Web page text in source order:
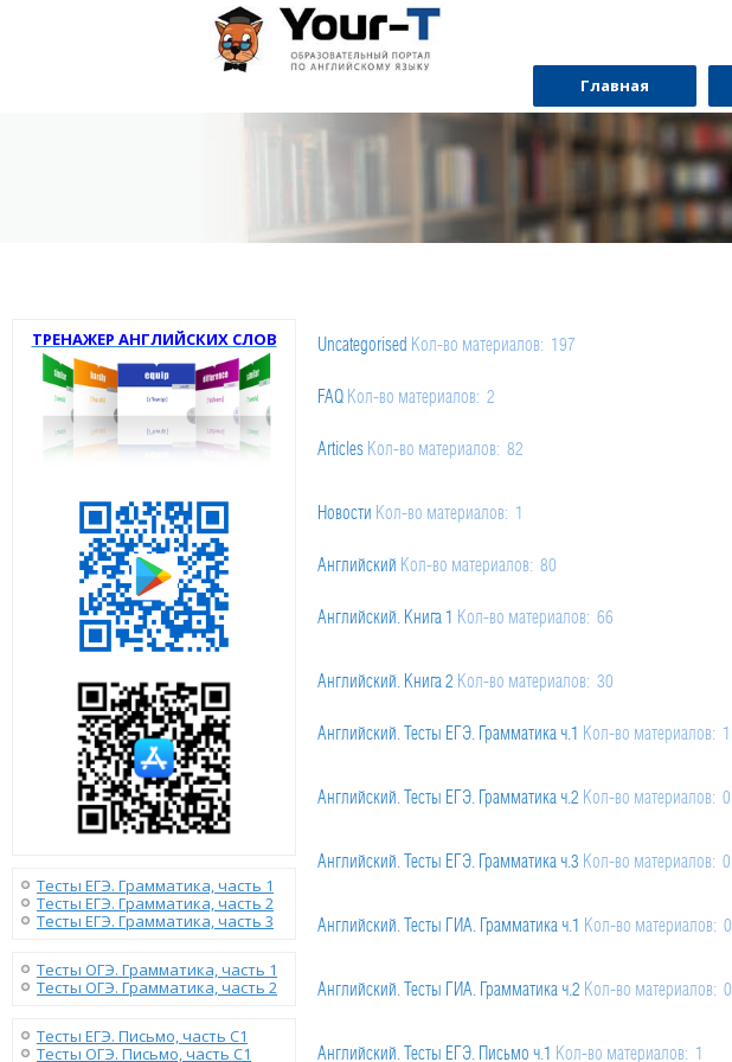
Главная
ТРЕНАЖЕР АНГЛИЙСКИХ СЛОВ
Тесты ЕГЭ. Грамматика, часть 1
Тесты ЕГЭ. Грамматика, часть 2
Тесты ЕГЭ. Грамматика, часть 3
Тесты ОГЭ. Грамматика, часть 1
Тесты ОГЭ. Грамматика, часть 2
Тесты ЕГЭ. Письмо, часть С1
Тесты ОГЭ. Письмо, часть С1
Uncategorised Кол-во материалов: 197
FAQ Кол-во материалов: 2
Articles Кол-во материалов: 82
История России Кол-во материалов: 44
Новости Кол-во материалов: 1
Английский Кол-во материалов: 80
Английский. Книга 1 Кол-во материалов: 66
Сравнение времён Кол-во материалов: 21
Английский. Книга 2 Кол-во материалов: 30
Английский. Тесты ЕГЭ. Грамматика ч.1 Кол-во материалов: 1
01.ТестКол-во материалов: 40
02.Тест Кол-во материалов: 60
Кол-во материалов: 10
06.ТестКол-во материалов: 38
Английский. Тесты ЕГЭ. Грамматика ч.2 Кол-во материалов: 0
01.ТестКол-во материалов: 40
02.Тест Кол-во материалов: 60
Английский. Тесты ЕГЭ. Грамматика ч.3 Кол-во материалов: 0
01.ТестКол-во материалов: 40
02.Тест Кол-во материалов: 62
Английский. Тесты ГИА. Грамматика ч.1 Кол-во материалов: 0
01.ТестКол-во материалов: 40
02.Тест Кол-во материалов: 20
Английский. Тесты ГИА. Грамматика ч.2 Кол-во материалов: 0
01.ТестКол-во материалов: 40
Английский. Тесты ЕГЭ. Письмо ч.1 Кол-во материалов: 1